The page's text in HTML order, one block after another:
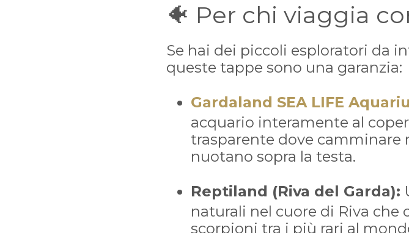
🐠 Per chi viaggia
Se hai dei piccoli esploratori da
queste tappe sono una garanzia:
Gardaland SEA LIFE
acquario interamente al
trasparente dove camminare
nuotano sopra la testa.
Reptiland (Riva del Garda):
naturali nel cuore di Riva che
scorpioni tra i più rari al